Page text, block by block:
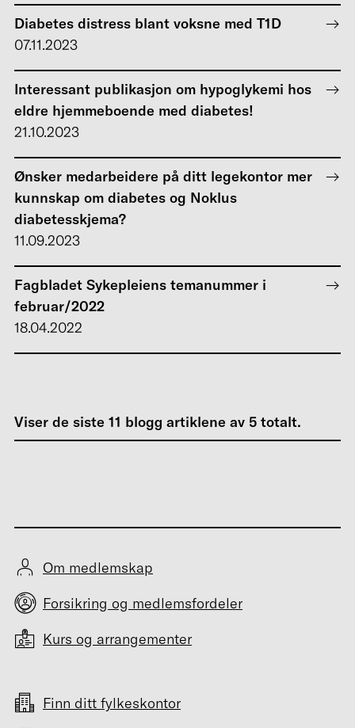
Diabetes distress blant voksne med T1D
07.11.2023
Interessant publikasjon om hypoglykemi hos
eldre hjemmeboende med diabetes!
21.10.2023
Ønsker medarbeidere på ditt legekontor mer
kunnskap om diabetes og Noklus
diabetesskjema?
11.09.2023
Fagbladet Sykepleiens temanummer i
februar/2022
18.04.2022
Viser de siste 11 blogg artiklene av 5 totalt.
Om medlemskap
Forsikring og medlemsfordeler
Kurs og arrangementer
Finn ditt fylkeskontor